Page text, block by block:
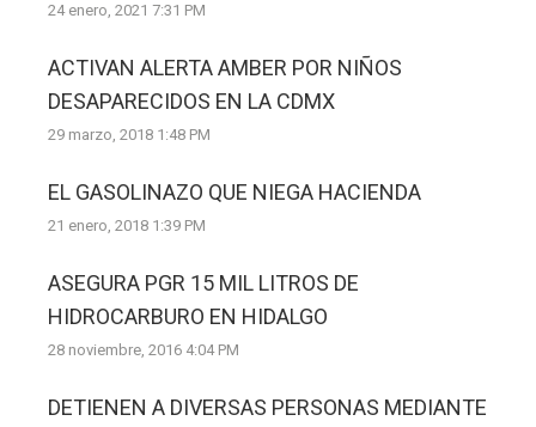
24 enero, 2021 7:31 PM
ACTIVAN ALERTA AMBER POR NIÑOS
DESAPARECIDOS EN LA CDMX
29 marzo, 2018 1:48 PM
EL GASOLINAZO QUE NIEGA HACIENDA
21 enero, 2018 1:39 PM
ASEGURA PGR 15 MIL LITROS DE
HIDROCARBURO EN HIDALGO
28 noviembre, 2016 4:04 PM
DETIENEN A DIVERSAS PERSONAS MEDIANTE